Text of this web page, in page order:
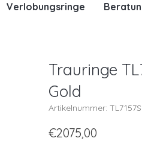
Verlobungsringe
Trauringe
Gold
Artikelnummer:
€2075,00